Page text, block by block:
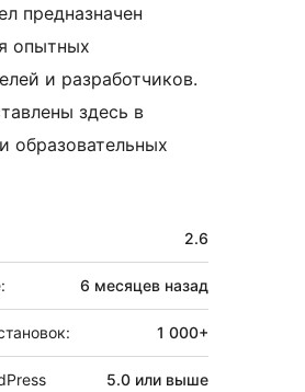
предназначен
опытных
и разработчиков.
здесь в
образовательных
2.6
6 месяцев назад
1 000+
5.0 или выше